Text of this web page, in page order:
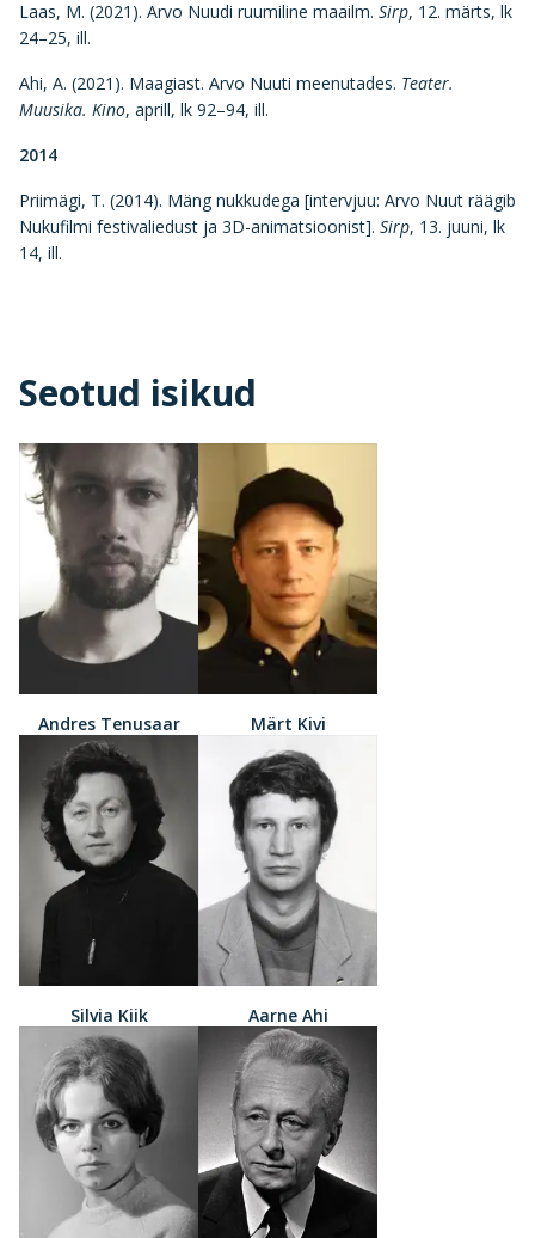
Laas, M. (2021). Arvo Nuudi ruumiline maailm. Sirp, 12. märts, lk
24–25, ill.
Ahi, A. (2021). Maagiast. Arvo Nuuti meenutades. Teater.
Muusika. Kino, aprill, lk 92–94, ill.
2014
Priimägi, T. (2014). Mäng nukkudega [intervjuu: Arvo Nuut räägib
Nukufilmi festivaliedust ja 3D-animatsioonist]. Sirp, 13. juuni, lk
14, ill.
Seotud isikud
Andres Tenusaar Märt Kivi
Silvia Kiik Aarne Ahi